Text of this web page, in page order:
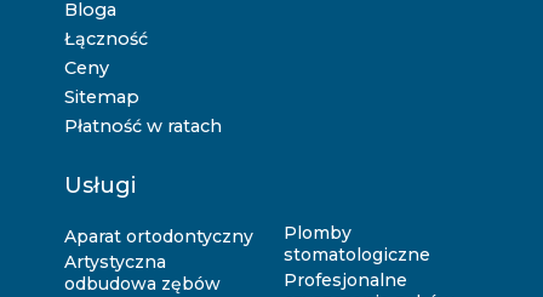
Bloga
Łączność
Ceny
Sitemap
Płatność w ratach
Usługi
Aparat ortodontyczny
Artystyczna
odbudowa zębów
Plomby
stomatologiczne
Profesjonalne